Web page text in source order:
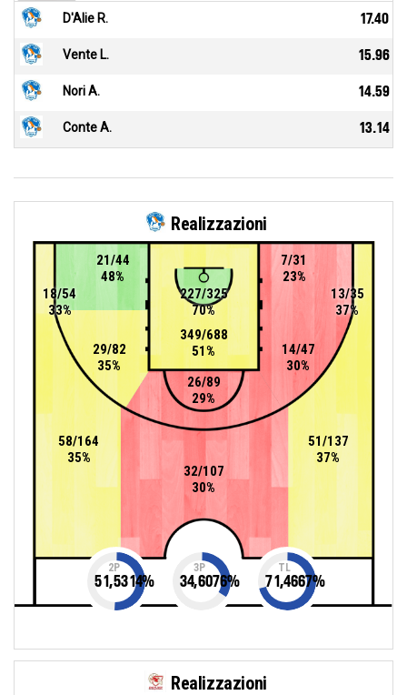
D'Alie R. 17.40
Vente L. 15.96
Nori A. 14.59
Conte A. 13.14
Realizzazioni
26/89
29%
29/82
35%
21/44
48%
14/47
30%
7/31
23%
349/688
51%
227/325
70%
32/107
30%
58/164
35%
18/54
33%
51/137
37%
13/35
37%
2P
51,5314%
3P
34,6076%
TL
71,4667%
Realizzazioni